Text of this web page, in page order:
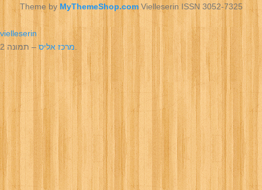
Theme by MyThemeShop.comVielleserin ISSN 3052-7325
vielleserin
מרכז אליס– תמונה 2.